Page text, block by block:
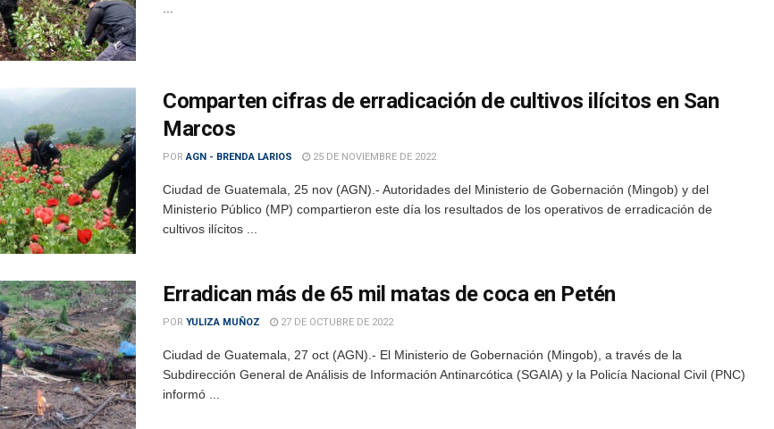
Comparten cifras de erradicación de cultivos ilícitos en San
Marcos
POR AGN - BRENDA LARIOS 25 DE NOVIEMBRE DE 2022
Ciudad de Guatemala, 25 nov (AGN).- Autoridades del Ministerio de Gobernación (Mingob) y del
Ministerio Público (MP) compartieron este día los resultados de los operativos de erradicación de
cultivos ilícitos ...
Erradican más de 65 mil matas de coca en Petén
POR YULIZA MUÑOZ 27 DE OCTUBRE DE 2022
Ciudad de Guatemala, 27 oct (AGN).- El Ministerio de Gobernación (Mingob), a través de la
Subdirección General de Análisis de Información Antinarcótica (SGAIA) y la Policía Nacional Civil (PNC)
informó ...